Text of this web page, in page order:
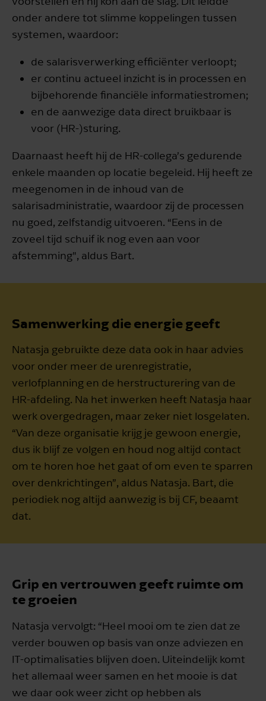
onder andere tot slimme koppelingen tussen
systemen, waardoor:
de salarisverwerking efficiënter verloopt;
er continu actueel inzicht is in processen en
bijbehorende financiële informatiestromen;
en de aanwezige data direct bruikbaar is
voor (HR-)sturing.
Daarnaast heeft hij de HR-collega’s gedurende
enkele maanden op locatie begeleid. Hij heeft ze
meegenomen in de inhoud van de
salarisadministratie, waardoor zij de processen
nu goed, zelfstandig uitvoeren. “Eens in de
zoveel tijd schuif ik nog even aan voor
afstemming", aldus Bart.
Samenwerking die energie geeft
Natasja gebruikte deze data ook in haar advies
voor onder meer de urenregistratie,
verlofplanning en de herstructurering van de
HR-afdeling. Na het inwerken heeft Natasja haar
werk overgedragen, maar zeker niet losgelaten.
“Van deze organisatie krijg je gewoon energie,
dus ik blijf ze volgen en houd nog altijd contact
om te horen hoe het gaat of om even te sparren
over denkrichtingen”, aldus Natasja. Bart, die
periodiek nog altijd aanwezig is bij CF, beaamt
dat.
Grip en vertrouwen geeft ruimte om
te groeien
Natasja vervolgt: “Heel mooi om te zien dat ze
verder bouwen op basis van onze adviezen en
IT-optimalisaties blijven doen. Uiteindelijk komt
het allemaal weer samen en het mooie is dat
we daar ook weer zicht op hebben als